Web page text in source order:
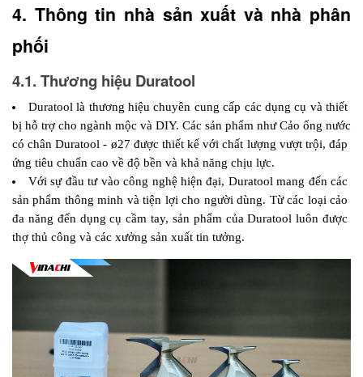
4. Thông tin nhà sản xuất và nhà phân
phối
4.1. Thương hiệu Duratool
Duratool là thương hiệu chuyên cung cấp các dụng cụ và thiết
bị hỗ trợ cho ngành mộc và DIY. Các sản phẩm như Cảo ống nước
có chân Duratool - ø27 được thiết kế với chất lượng vượt trội, đáp
ứng tiêu chuẩn cao về độ bền và khả năng chịu lực.
Với sự đầu tư vào công nghệ hiện đại, Duratool mang đến các
sản phẩm thông minh và tiện lợi cho người dùng. Từ các loại cảo
đa năng đến dụng cụ cầm tay, sản phẩm của Duratool luôn được
thợ thủ công và các xưởng sản xuất tin tưởng.